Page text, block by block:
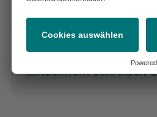
Lea John
Nachricht schreiben